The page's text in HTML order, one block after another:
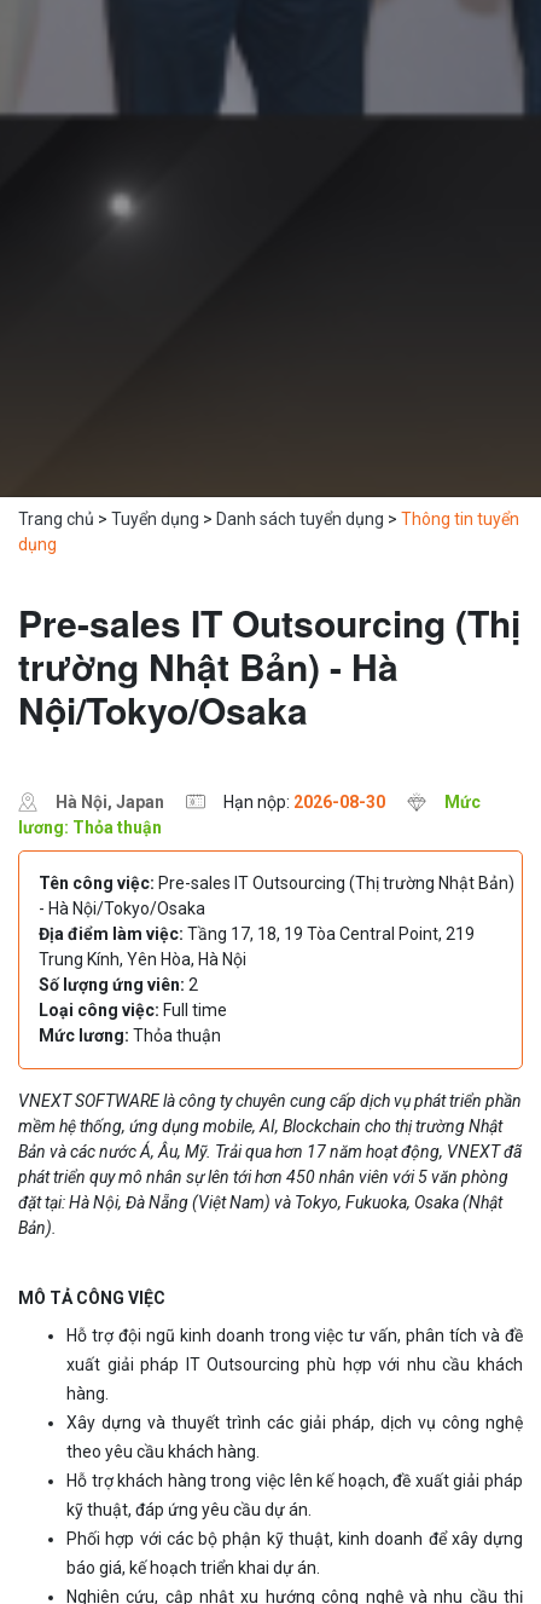
Trang chủ > Tuyển dụng > Danh sách tuyển dụng > Thông tin tuyển
dụng
Pre-sales IT Outsourcing (Thị
trường Nhật Bản) - Hà
Nội/Tokyo/Osaka
Hà Nội, Japan Hạn nộp: 2026-08-30
Mức
lương: Thỏa thuận
Tên công việc: Pre-sales IT Outsourcing (Thị trường Nhật Bản)
- Hà Nội/Tokyo/Osaka
Địa điểm làm việc: Tầng 17, 18, 19 Tòa Central Point, 219
Trung Kính, Yên Hòa, Hà Nội
Số lượng ứng viên: 2
Loại công việc: Full time
Mức lương: Thỏa thuận
VNEXT SOFTWARE là công ty chuyên cung cấp dịch vụ phát triển phần
mềm hệ thống, ứng dụng mobile, AI, Blockchain cho thị trường Nhật
Bản và các nước Á, Âu, Mỹ. Trải qua hơn 17 năm hoạt động, VNEXT đã
phát triển quy mô nhân sự lên tới hơn 450 nhân viên với 5 văn phòng
đặt tại: Hà Nội, Đà Nẵng (Việt Nam) và Tokyo, Fukuoka, Osaka (Nhật
Bản).
MÔ TẢ CÔNG VIỆC
Hỗ trợ đội ngũ kinh doanh trong việc tư vấn, phân tích và đề
xuất giải pháp IT Outsourcing phù hợp với nhu cầu khách
hàng.
Xây dựng và thuyết trình các giải pháp, dịch vụ công nghệ
theo yêu cầu khách hàng.
Hỗ trợ khách hàng trong việc lên kế hoạch, đề xuất giải pháp
kỹ thuật, đáp ứng yêu cầu dự án.
Phối hợp với các bộ phận kỹ thuật, kinh doanh để xây dựng
báo giá, kế hoạch triển khai dự án.
Nghiên cứu, cập nhật xu hướng công nghệ và nhu cầu thị